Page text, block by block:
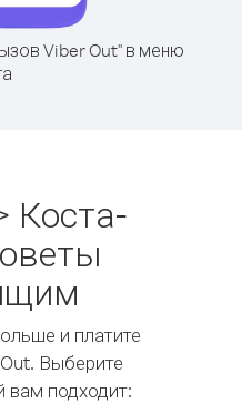
Viber Out" в меню
Коста-
и платите
Выберите
вам подходит: